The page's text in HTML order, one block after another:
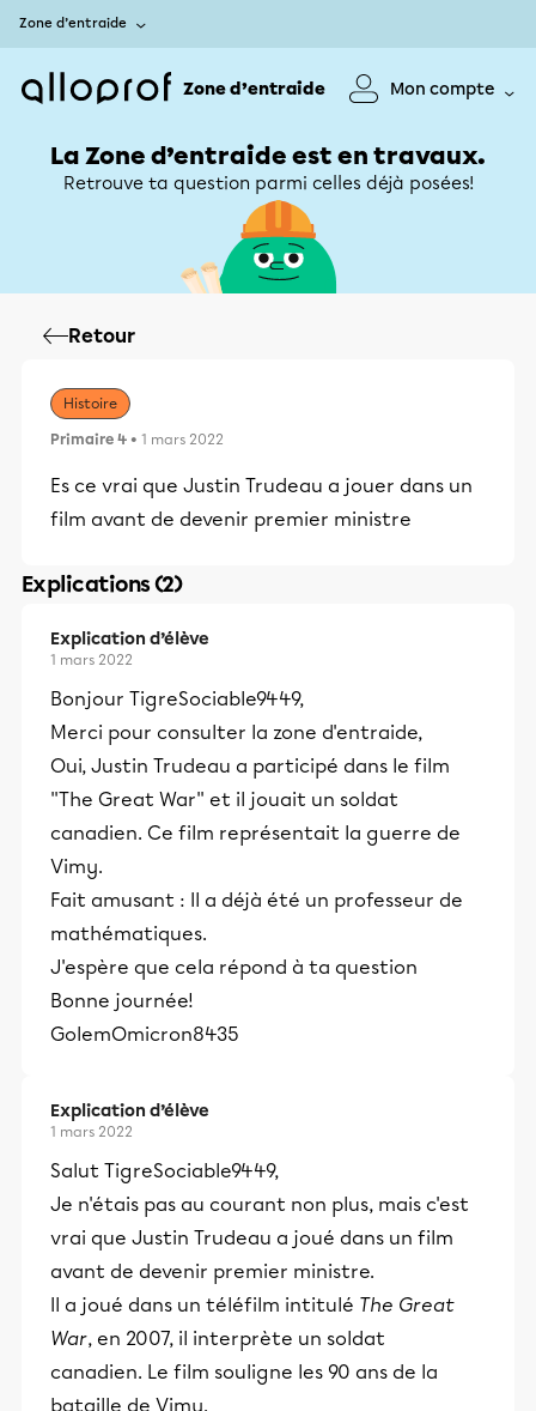
Zone d’entraide
Zone d’entraide Mon compte
La Zone d’entraide est en travaux.
Retrouve ta question parmi celles déjà posées!
Retour
Histoire
Primaire 4 • 1 mars 2022
Es ce vrai que Justin Trudeau a jouer dans un
film avant de devenir premier ministre
Explications (2)
Explication d’élève
1 mars 2022
Bonjour TigreSociable9449,
Merci pour consulter la zone d'entraide,
Oui, Justin Trudeau a participé dans le film
''The Great War'' et il jouait un soldat
canadien. Ce film représentait la guerre de
Vimy.
Fait amusant : Il a déjà été un professeur de
mathématiques.
J'espère que cela répond à ta question
Bonne journée!
GolemOmicron8435
Explication d’élève
1 mars 2022
Salut TigreSociable9449,
Je n'étais pas au courant non plus, mais c'est
vrai que Justin Trudeau a joué dans un film
avant de devenir premier ministre.
Il a joué dans un téléfilm intitulé The Great
War, en 2007, il interprète un soldat
canadien. Le film souligne les 90 ans de la
bataille de Vimy.